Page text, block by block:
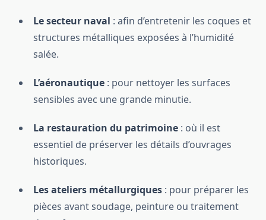
Le secteur naval : afin d’entretenir les coques et
structures métalliques exposées à l’humidité
salée.
L’aéronautique : pour nettoyer les surfaces
sensibles avec une grande minutie.
La restauration du patrimoine : où il est
essentiel de préserver les détails d’ouvrages
historiques.
Les ateliers métallurgiques : pour préparer les
pièces avant soudage, peinture ou traitement